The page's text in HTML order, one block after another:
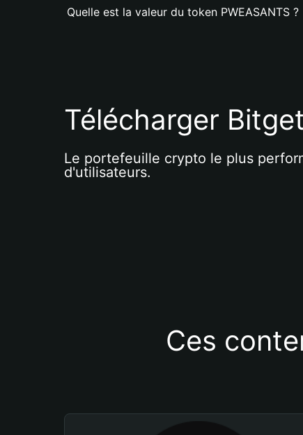
Quelle est la valeur du token PWEASANTS ?
Télécharger
Le portefeuille crypto le plus
d'utilisateurs.
Ces